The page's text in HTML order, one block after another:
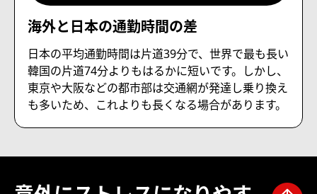
海外と日本の通勤時間の差
日本の平均通勤時間は片道39分で、世界で最も長い
韓国の片道74分よりもはるかに短いです。しかし、
東京や大阪などの都市部は交通網が発達し乗り換え
も多いため、これよりも長くなる場合があります。